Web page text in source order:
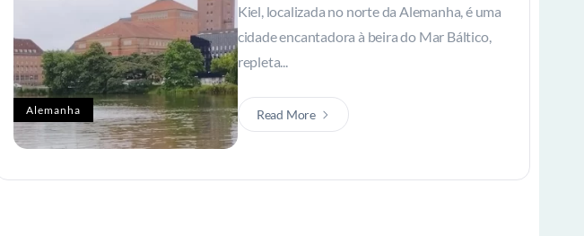
Alemanha
Kiel, localizada no norte da Alemanha, é uma
cidade encantadora à beira do Mar Báltico,
repleta...
Read More